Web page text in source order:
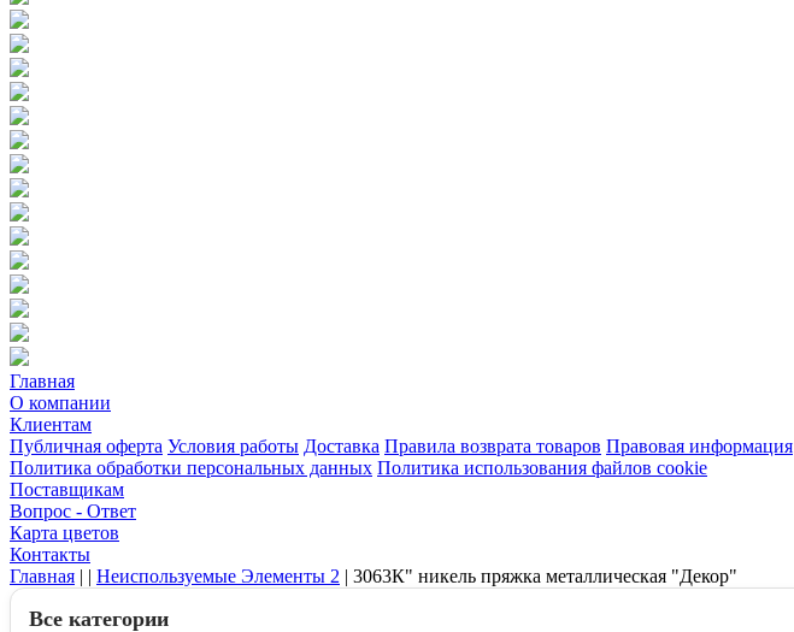
Главная
О компании
Клиентам
Публичная оферта Условия работы Доставка Правила возврата товаров Правовая информация
Политика обработки персональных данных Политика использования файлов cookie
Поставщикам
Вопрос - Ответ
Карта цветов
Контакты
Главная | | Неиспользуемые Элементы 2 | 3063К" никель пряжка металлическая "Декор"
Все категории